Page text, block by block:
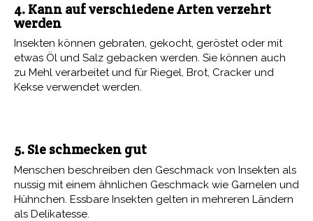
4. Kann auf verschiedene Arten verzehrt
werden
Insekten können gebraten, gekocht, geröstet oder mit
etwas Öl und Salz gebacken werden. Sie können auch
zu Mehl verarbeitet und für Riegel, Brot, Cracker und
Kekse verwendet werden.
5. Sie schmecken gut
Menschen beschreiben den Geschmack von Insekten als
nussig mit einem ähnlichen Geschmack wie Garnelen und
Hühnchen. Essbare Insekten gelten in mehreren Ländern
als Delikatesse.